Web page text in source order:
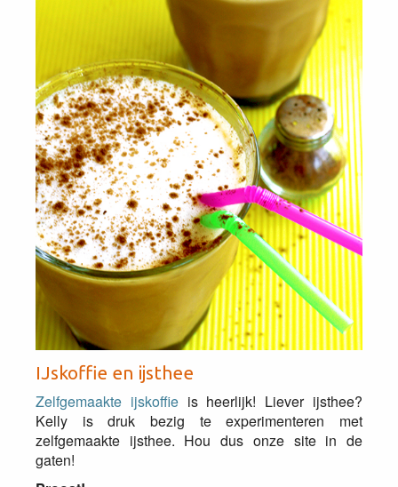
IJskoffie en ijsthee
Zelfgemaakte ijskoffieis heerlijk! Liever ijsthee?
Kelly is druk bezig te experimenteren met
zelfgemaakte ijsthee. Hou dus onze site in de
gaten!